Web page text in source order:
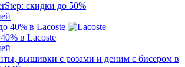
скидки до 50%
в Lacoste